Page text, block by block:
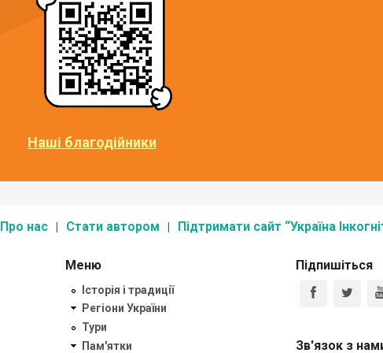
Наші благодійники
Про нас Стати автором Підтримати сайт “Україна
Меню
Історія і традиції
Регіони України
Тури
Пам'ятки
Підпишіться
Зв'язок з